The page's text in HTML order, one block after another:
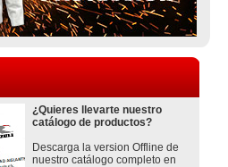
¿Quieres llevarte nuestro
catálogo de productos?
Descarga la version Offline de
nuestro catálogo completo en